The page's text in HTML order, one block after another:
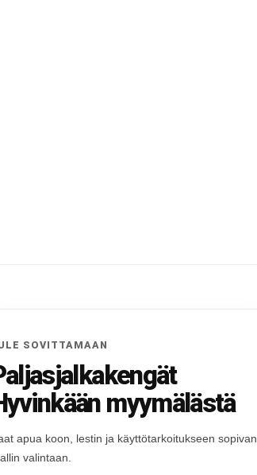
SOVITTAMAAN
myymälästä
apua koon, lestin ja käyttötarkoitukseen sopivan
valintaan.